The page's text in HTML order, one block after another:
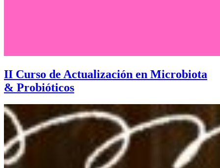
II Curso de Actualización en Microbiota
& Probióticos